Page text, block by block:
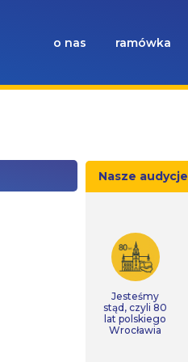
o nas ramówka
Nasze audycje
Jesteśmy
stąd, czyli 80
lat polskiego
Wrocławia